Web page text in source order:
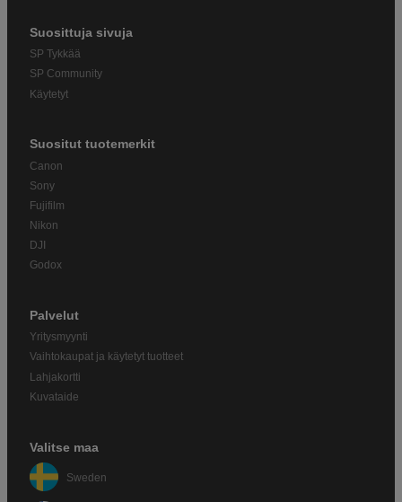
Suosittuja sivuja
SP Tykkää
SP Community
Käytetyt
Suositut tuotemerkit
Canon
Sony
Fujifilm
Nikon
DJI
Godox
Palvelut
Yritysmyynti
Vaihtokaupat ja käytetyt tuotteet
Lahjakortti
Kuvataide
Valitse maa
Sweden